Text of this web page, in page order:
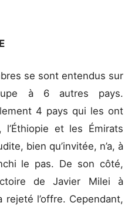
se sont entendus sur
à 6 autres pays.
4 pays qui les ont
l’Éthiopie et les Émirats
bien qu’invitée, n’a, à
le pas. De son côté,
de Javier Milei à
rejeté l’offre. Cependant,